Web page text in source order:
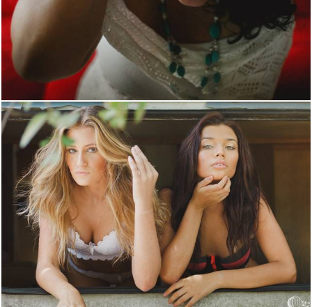
3038
5074 7